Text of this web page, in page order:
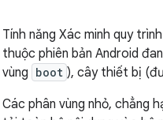
Tính năng Xác minh quy
thuộc phiên bản Android
vùng boot ), cây thiết bị
Các phân vùng nhỏ, chẳng